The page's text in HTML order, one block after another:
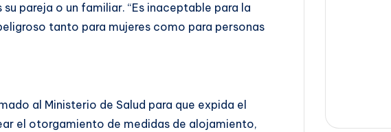
pareja o un familiar. “Es inaceptable para la
tanto para mujeres como para personas
al Ministerio de Salud para que expida el
el otorgamiento de medidas de alojamiento,